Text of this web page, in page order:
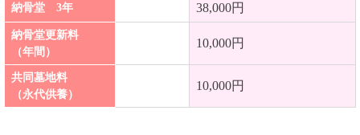
納骨堂 3年 38,000円
納骨堂更新料
（年間）
10,000円
共同墓地料
（永代供養）
10,000円